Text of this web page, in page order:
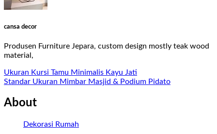
cansa decor
Produsen Furniture Jepara, custom design mostly teak wood
material,
Ukuran Kursi Tamu Minimalis Kayu Jati
Standar Ukuran Mimbar Masjid & Podium Pidato
About
Dekorasi Rumah